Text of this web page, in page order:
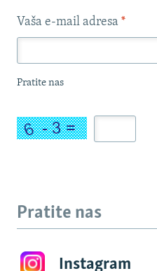
Vaša e-mail adresa *
Pratite nas
Pratite nas
Instagram